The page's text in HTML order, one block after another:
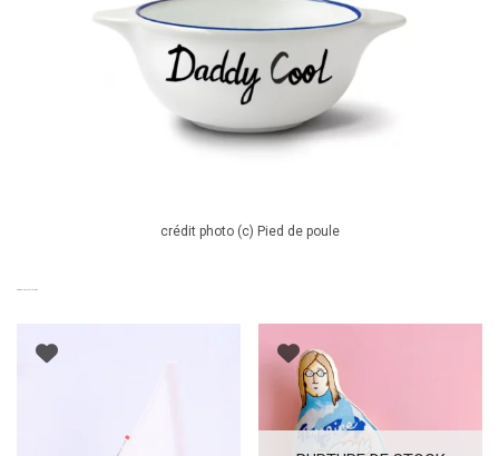
crédit photo (c) Pied de poule